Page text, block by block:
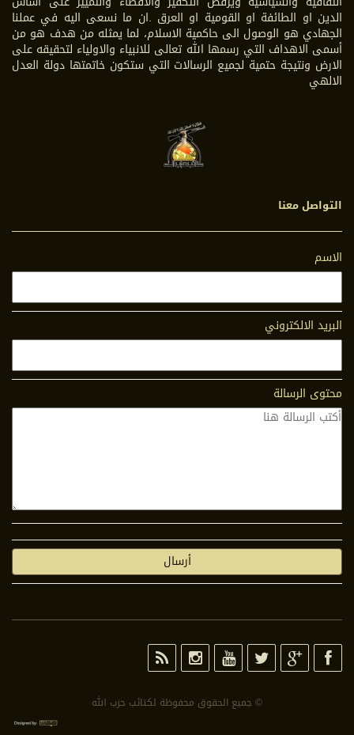
الدين او الطائفة او القومية او العرق .ان ما نسعى اليه في عملنا
الجهادي هو الوصول الى حاكمية الاسلام، لما يمثله من هدف هو من
أسمى الاهداف التي رسمها الله تعالى للانبياء والاولياء لتحقيقه على
الارض ونتيجة حتمية لجميع الرسالات التي ستكون خاتمتها دولة العدل
الالهي
التواصل معنا
الاسم
البريد الالكتروني
محتوى الرسالة
© جمیع الحقوق محفوظة لكتائب حزب الله